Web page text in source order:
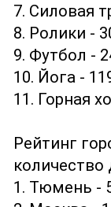
7. Силовая
8. Ролики -
9. Футбол -
10. Йога -
11. Горная
Рейтинг
1. Тюмень -